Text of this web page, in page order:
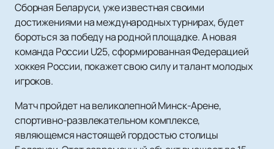
Сборная Беларуси, уже известная своими
достижениями на международных турнирах, будет
бороться за победу на родной площадке. А новая
команда России U25, сформированная Федерацией
хоккея России, покажет свою силу и талант молодых
игроков.
Матч пройдет на великолепной Минск-Арене,
спортивно-развлекательном комплексе,
являющемся настоящей гордостью столицы